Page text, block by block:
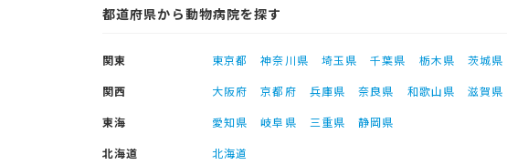
都道府県から動物病院を探す
関東 東京都 神奈川県 埼玉県 千葉県 栃木県 茨城県
関西
大阪府 京都府 兵庫県 奈良県 和歌山県
滋賀県
東海
愛知県 岐阜県 三重県
静岡県
北海道
北海道